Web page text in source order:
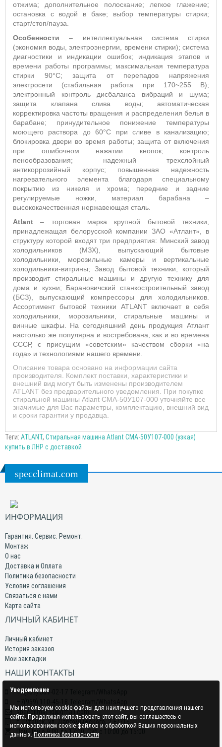
отжима; дополнительное полоскание; легкое глажение;
остановка с водой в баке; выбор температуры стирки;
старт/стоп/пауза.
Особенности– интеллектуальная система стирки
(экономия воды, электроэнергии, времени стирки); система
диагностики и индикации ошибок; индикация этапов и
времени работы программы; максимальная температура
стирки 90°С; защита от перепадов напряжения
электросети (стабильная работа при 170~255 В);
электронный контроль дисбаланса вибраций и шума;
защита клапана слива воды; автоматическая
корректировка частоты вращения и распределения белья в
барабане; принудительное понижение температуры
моющего раствора до 60°С при сливе в канализацию;
блокировка двери во время работы; защита от включения
при ошибочном нажатии кнопок; контроль
пенообразования; надежный трехслойный
антикоррозийный корпус; повышенная надежность
нагревательного элемента благодаря специальному
покрытию из никеля и хрома; передние и задние
регулируемые ножки, материал барабана –
высококачественная нержавеющая сталь.
Atlant – торговая марка крупной бытовой техники,
принадлежащая белорусской компании ЗАО «Атлант», в
структуру которой входят три предприятия: Минский завод
холодильников (МЗХ), выпускающий бытовые
холодильники, морозильные камеры и вертикальные
холодильники-витрины; Завод бытовой техники, который
производит стиральные машины и другую технику для
дома и кухни; Барановичский станкостроительный завод
(БСЗ), выпускающий компрессоры для холодильников.
Ассортимент бытовой техники ATLANT включает в себя
холодильники, морозильники, стиральные машины и
винные шкафы. На сегодняшний день продукция Атлант
настолько же популярна и востребована, как и во времена
СССР, с присущим «советским» качеством сборки «на
года» и технологиями нашего времени.
Описание товара основано на информации сайта
производителя. Комплект поставки, характеристики и
внешний вид могут быть изменены производителем
ATLANT без предварительного уведомления. При покупке
стиральной машины Atlant СМА-50У107-000 уточняйте все
значимые для Вас параметры, комплектацию, внешний вид
и сроки гарантии у продавца.
Теги: ATLANT, Стиральная машина Atlant СМА-50У107-000 (узкая)
купить в ЛНР с доставкой
specclimat.com
ИНФОРМАЦИЯ
Гарантия. Сервис. Ремонт.
Монтаж
О нас
Доставка и Оплата
Политика безопасности
Условия соглашения
Связаться с нами
Карта сайта
ЛИЧНЫЙ КАБИНЕТ
Личный кабинет
История заказов
Мои закладки
НАШИ КОНТАКТЫ
+7(959) 509-02-17 Telegram/WhatsApp
specclimat.lg@gmail.com
г. Луганск, ул. Даргомыжского, 2-Е/216
Пон-Птн с 9:00 до 17:00; Суб с 10:00 до 15:00
Уведомление
Мы используем cookie-файлы для наилучшего представления нашего
сайта. Продолжая использовать этот сайт, вы соглашаетесь с
использованием cookie-файлов и обработкой Ваших персональных
данных. Политика безопасности